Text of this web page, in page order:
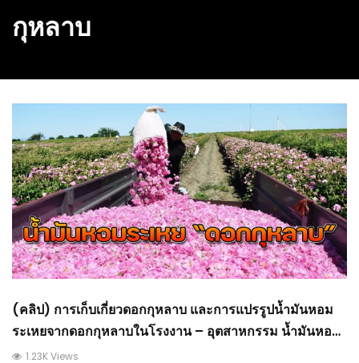
กุหลาบ
(คลิป) การเก็บเกี่ยวดอกกุหลาบ และการแปรรูปน้ำมันหอม
ระเหยจากดอกกุหลาบในโรงงาน – อุตสาหกรรม น้ำมันหอม
ระเหยดอกกุหลาบ
1.23K Views